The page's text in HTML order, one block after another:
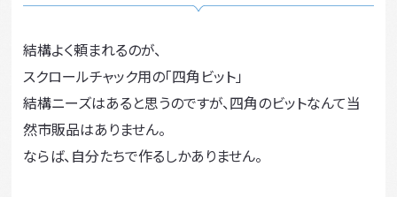
結構よく頼まれるのが、
スクロールチャック用の「四角ビット」
結構ニーズはあると思うのですが、四角のビットなんて当
然市販品はありません。
ならば、自分たちで作るしかありません。